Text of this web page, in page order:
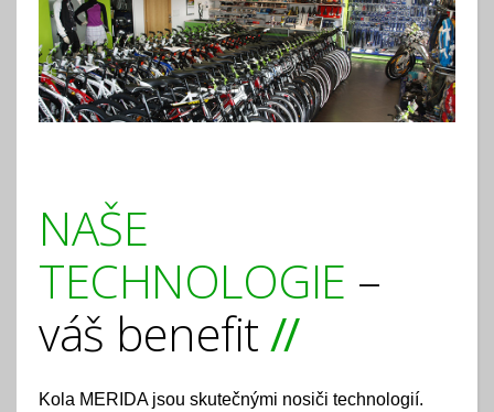
NAŠE
TECHNOLOGIE –
váš benefit
Kola MERIDA jsou skutečnými nosiči technologií.